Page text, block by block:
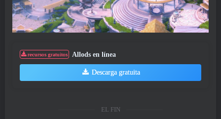
recursos gratuitos Allods en línea
Descarga gratuita
EL FIN